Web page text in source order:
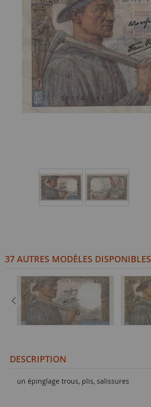
37 AUTRES MODÈLES DISPONIBLES
DESCRIPTION
un épinglage trous, plis, salissures